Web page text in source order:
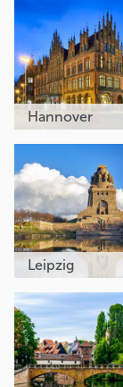
Hannover
Leipzig